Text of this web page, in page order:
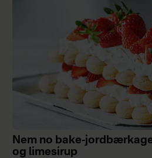
Nem no bake-
og limesirup